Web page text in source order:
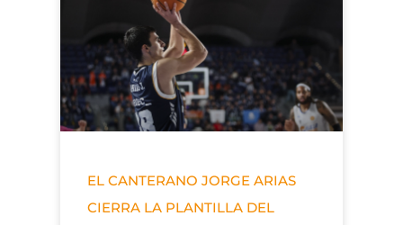
EL CANTERANO JORGE ARIAS
CIERRA LA PLANTILLA DEL